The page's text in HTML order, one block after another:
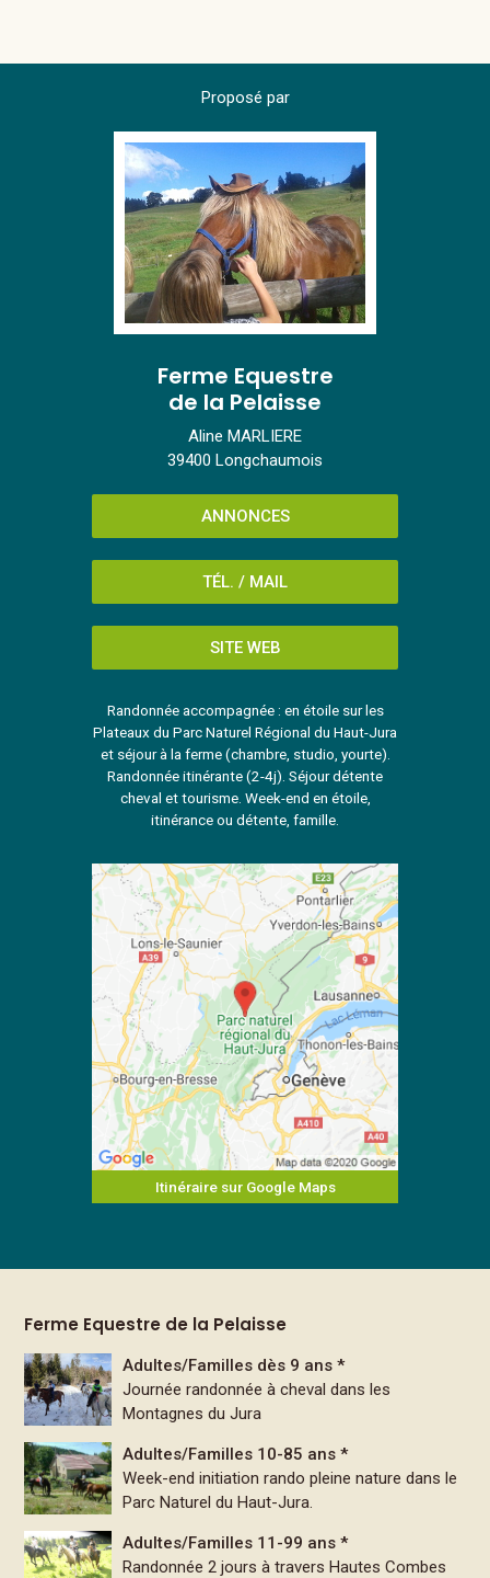
Proposé par
Ferme Equestre
de la Pelaisse
Aline MARLIERE
39400 Longchaumois
ANNONCES
TÉL. / MAIL
SITE WEB
Randonnée accompagnée : en étoile sur les
Plateaux du Parc Naturel Régional du Haut-Jura
et séjour à la ferme (chambre, studio, yourte).
Randonnée itinérante (2-4j). Séjour détente
cheval et tourisme. Week-end en étoile,
itinérance ou détente, famille.
Itinéraire sur Google Maps
Ferme Equestre de la Pelaisse
Adultes/Familles dès 9 ans *
Journée randonnée à cheval dans les
Montagnes du Jura
Adultes/Familles 10-85 ans *
Week-end initiation rando pleine nature dans le
Parc Naturel du Haut-Jura.
Adultes/Familles 11-99 ans *
Randonnée 2 jours à travers Hautes Combes